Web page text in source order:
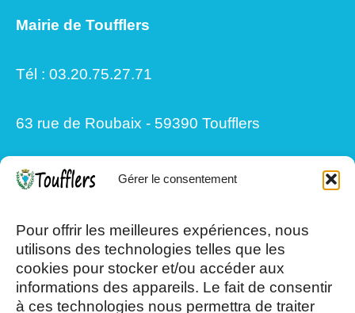
Gérer le consentement
Pour offrir les meilleures expériences, nous
utilisons des technologies telles que les
cookies pour stocker et/ou accéder aux
informations des appareils. Le fait de consentir
à ces technologies nous permettra de traiter
Mairie de Toufflers
Tél : 03.20.75.27.71
63 rue de Roubaix - 59390 Toufflers
13h30/17h15
Mercredi et Samedi : 8h- 12h